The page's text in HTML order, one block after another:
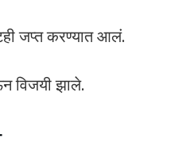
जप्त करण्यात आलं.
विजयी झाले.